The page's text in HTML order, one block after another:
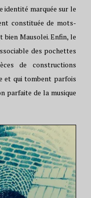
identité marquée sur le
constituée de mots-
bien Mausolei. Enfin, le
des pochettes
de constructions
et qui tombent parfois
parfaite de la musique